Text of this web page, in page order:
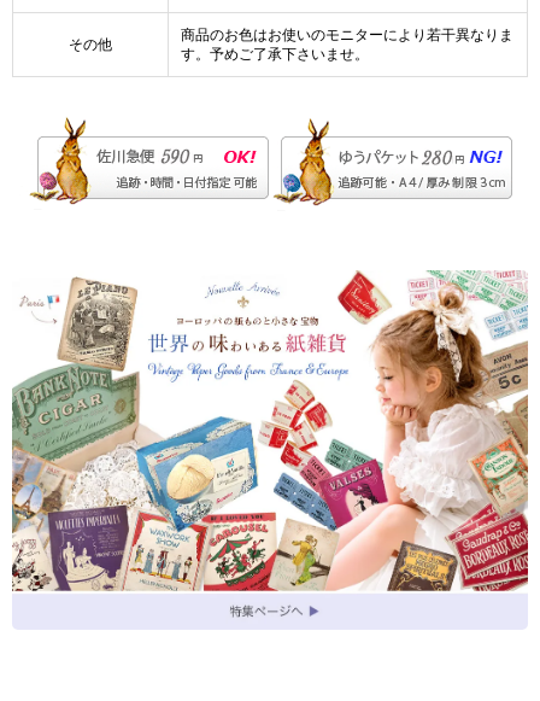
その他
商品のお色はお使いのモニターにより若干異なりま
す。予めご了承下さいませ。